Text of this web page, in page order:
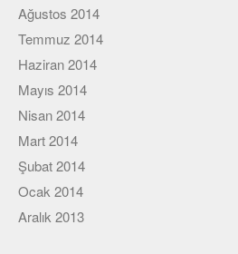
Ağustos 2014
Temmuz 2014
Haziran 2014
Mayıs 2014
Nisan 2014
Mart 2014
Şubat 2014
Ocak 2014
Aralık 2013